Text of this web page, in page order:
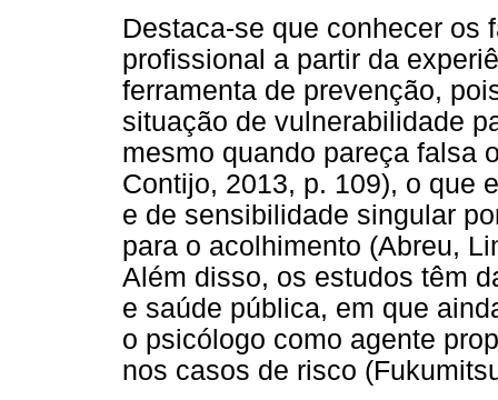
Destaca-se que conhecer os
profissional a partir da
ferramenta de prevenção,
situação de vulnerabilidade
mesmo quando pareça falsa
Contijo, 2013, p. 109), o que
e de sensibilidade singular
para o acolhimento (Abreu,
Além disso, os estudos têm
e saúde pública, em que
o psicólogo como agente
nos casos de risco